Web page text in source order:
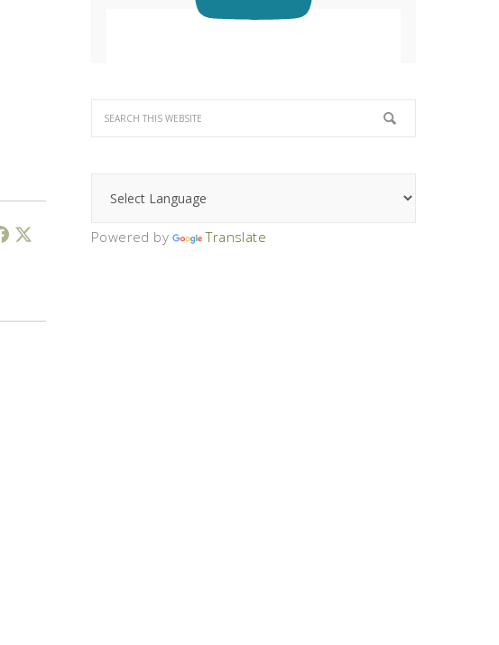
Powered by Translate